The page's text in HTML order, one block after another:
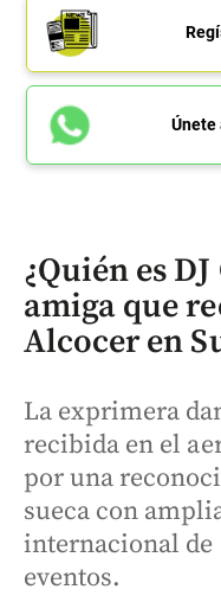
Únete
¿Quién es
amiga que
Alcocer en
La exprimera
recibida en el
por una
sueca con
internacional
eventos.